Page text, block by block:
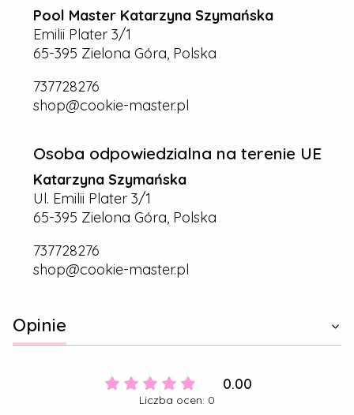
Pool Master Katarzyna Szymańska
Emilii Plater 3/1
65-395 Zielona Góra, Polska
737728276
shop@cookie-master.pl
Osoba odpowiedzialna na terenie UE
Katarzyna Szymańska
Ul. Emilii Plater 3/1
65-395 Zielona Góra, Polska
737728276
shop@cookie-master.pl
Opinie
0.00
Liczba ocen: 0